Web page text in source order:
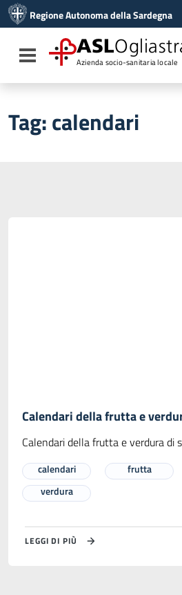
Vai al menu di navigazione
Vai al footer
Regione Autonoma della Sardegna
Toggle navigation
ASL
Azienda socio-sanitaria locale
Tag:calendari
Calendari della frutta e
Calendari della frutta e verdura di
calendari frutta
verdura
LEGGI DI PIÙ